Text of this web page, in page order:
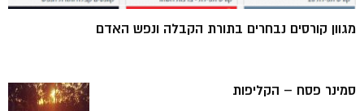
מגוון קורסים נבחרים בתורת הקבלה ונפש האדם
סמינר פסח – הקליפות